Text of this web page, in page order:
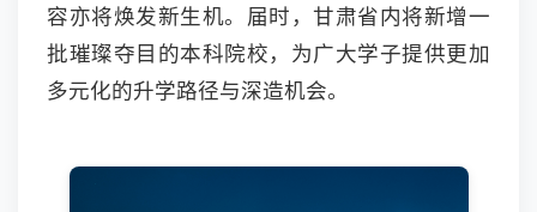
容亦将焕发新生机。届时，甘肃省内将新增一
批璀璨夺目的本科院校，为广大学子提供更加
多元化的升学路径与深造机会。